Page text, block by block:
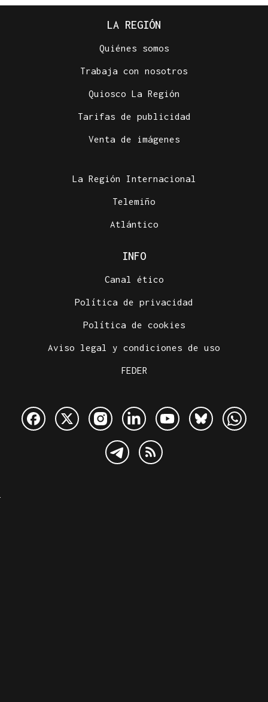
LA REGIÓN
Quiénes somos
Trabaja con nosotros
Quiosco La Región
Tarifas de publicidad
Venta de imágenes
La Región Internacional
Telemiño
Atlántico
INFO
Canal ético
Política de privacidad
Política de cookies
Aviso legal y condiciones de uso
FEDER